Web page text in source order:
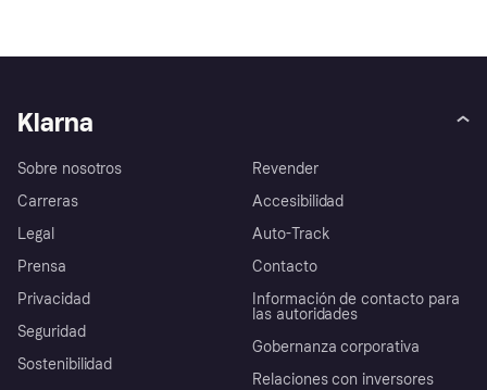
Klarna
Sobre nosotros
Carreras
Legal
Prensa
Privacidad
Seguridad
Sostenibilidad
Revender
Accesibilidad
Auto-Track
Contacto
Información de contacto para
las autoridades
Gobernanza corporativa
Relaciones con inversores